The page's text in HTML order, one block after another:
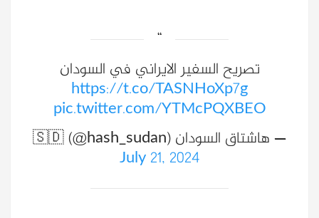
تصريح السفير الايراني في السودان
https://t.co/TASNHoXp7g
pic.twitter.com/YTMcPQXBEO
— ‏هاشتاق السودان 🇸🇩 (@hash_sudan)
July 21, 2024